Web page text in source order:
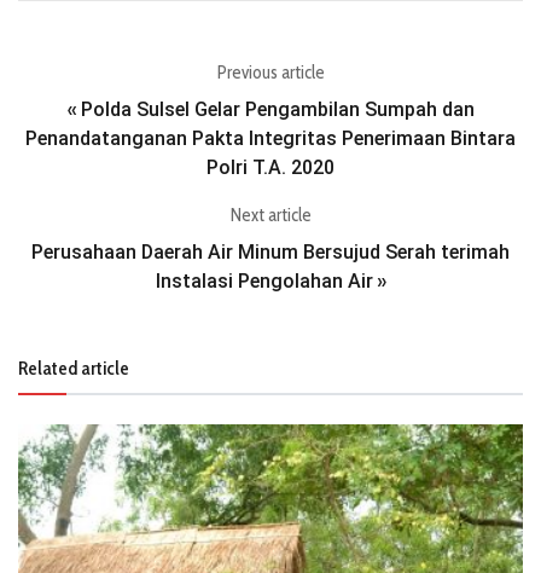
Previous article
« Polda Sulsel Gelar Pengambilan Sumpah dan
Penandatanganan Pakta Integritas Penerimaan Bintara
Polri T.A. 2020
Next article
Perusahaan Daerah Air Minum Bersujud Serah terimah
Instalasi Pengolahan Air»
Related article